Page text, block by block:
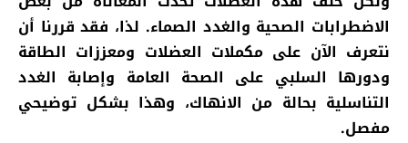
الاضطرابات الصحية والغدد الصماء. لذا، فقد قررنا أن
نتعرف الآن على مكملات العضلات ومعززات الطاقة
ودورها السلبي على الصحة العامة وإصابة الغدد
التناسلية بحالة من الانهاك، وهذا بشكل توضيحي
مفصل.